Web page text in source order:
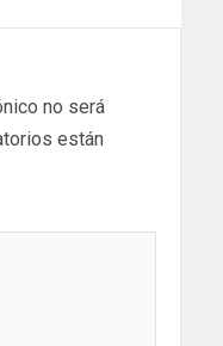
no será
están